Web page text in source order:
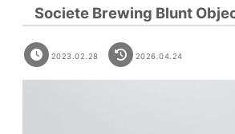
Societe Brewing Blunt
2023.02.28 2026.04.24